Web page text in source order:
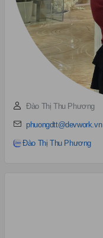
Đào Thị Thu Phương
phuongdtt@devwork.vn
Đào Thị Thu Phương